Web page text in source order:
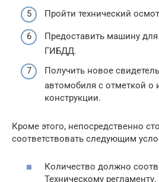
Пройти технический
Предоставить машину
ГИБДД.
Получить новое
автомобиля с отметкой о
конструкции.
Кроме этого, непосредственно
соответствовать следующим
Количество должно
Техническому